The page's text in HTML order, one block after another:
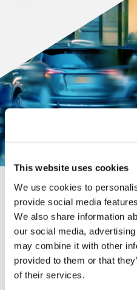
This website uses cookies
We use cookies to
provide social media
We also share information
our social media,
may combine it with other
provided to them or that
of their services.
Por favor, rellene el
Nombre